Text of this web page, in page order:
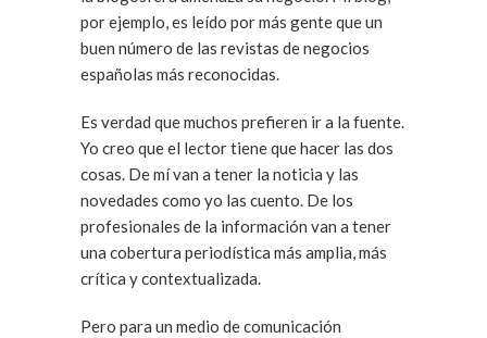
por ejemplo, es leído por más gente que un
buen número de las revistas de negocios
españolas más reconocidas.
Es verdad que muchos prefieren ir a la fuente.
Yo creo que el lector tiene que hacer las dos
cosas. De mí van a tener la noticia y las
novedades como yo las cuento. De los
profesionales de la información van a tener
una cobertura periodística más amplia, más
crítica y contextualizada.
Pero para un medio de comunicación